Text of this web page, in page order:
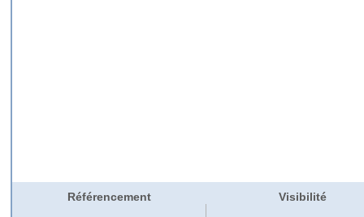
Référencement Visibilité